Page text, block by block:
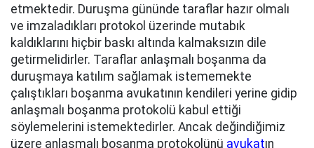
etmektedir. Duruşma gününde taraflar hazır olmalı
ve imzaladıkları protokol üzerinde mutabık
kaldıklarını hiçbir baskı altında kalmaksızın dile
getirmelidirler. Taraflar anlaşmalı boşanma da
duruşmaya katılım sağlamak istememekte
çalıştıkları boşanma avukatının kendileri yerine gidip
anlaşmalı boşanma protokolü kabul ettiği
söylemelerini istemektedirler. Ancak değindiğimiz
üzere anlaşmalı boşanma protokolünü avukatın